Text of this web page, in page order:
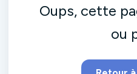
Oups, cette
ou